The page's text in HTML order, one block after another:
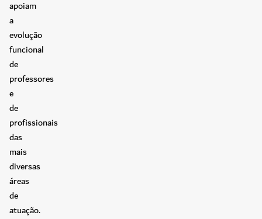
apoiam
a
evolução
funcional
de
professores
e
de
profissionais
das
mais
diversas
áreas
de
atuação.